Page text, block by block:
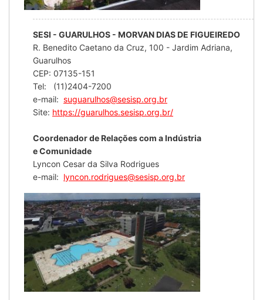
SESI - GUARULHOS - MORVAN DIAS DE FIGUEIREDO
R. Benedito Caetano da Cruz, 100 - Jardim Adriana,
Guarulhos
CEP: 07135-151
Tel: (11)2404-7200
e-mail: suguarulhos@sesisp.org.br
Site: https://guarulhos.sesisp.org.br/
Coordenador de Relações com a Indústria
e Comunidade
Lyncon Cesar da Silva Rodrigues
e-mail: lyncon.rodrigues@sesisp.org.br